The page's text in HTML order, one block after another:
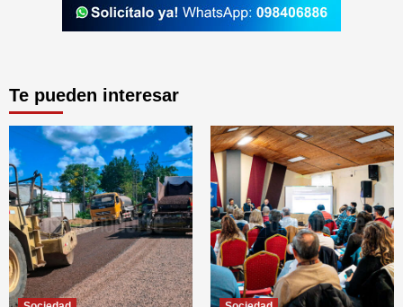
Te pueden interesar